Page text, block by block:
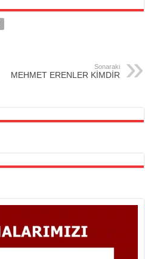
Sonaraki
MEHMET ERENLER KİMDİR